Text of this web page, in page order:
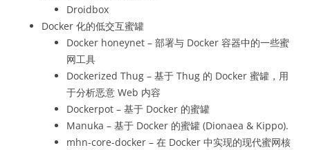
Droidbox
Docker 化的低交互蜜罐
Docker honeynet – 部署与 Docker 容器中的一些蜜
网工具
Dockerized Thug – 基于 Thug 的 Docker 蜜罐，用
于分析恶意 Web 内容
Dockerpot – 基于 Docker 的蜜罐
Manuka – 基于 Docker 的蜜罐 (Dionaea & Kippo).
mhn-core-docker – 在 Docker 中实现的现代蜜网核